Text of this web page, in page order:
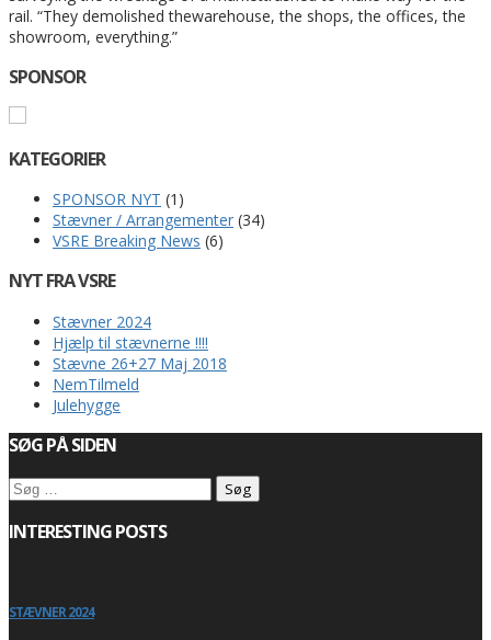
rail. “They demolished thewarehouse, the shops, the offices, the
showroom, everything.”
SPONSOR
KATEGORIER
SPONSOR NYT (1)
Stævner / Arrangementer (34)
VSRE Breaking News (6)
NYT FRA VSRE
Stævner 2024
Hjælp til stævnerne !!!!
Stævne 26+27 Maj 2018
NemTilmeld
Julehygge
SØG PÅ SIDEN
Søg
efter:
INTERESTING POSTS
STÆVNER 2024